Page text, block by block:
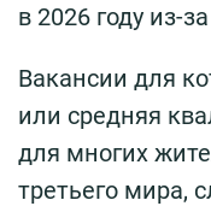
в 2026 году из-
Вакансии для
или средняя
для многих
третьего мира,